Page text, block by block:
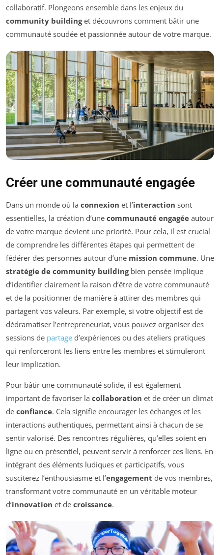
collaboratif. Plongeons ensemble dans les enjeux du
community buildinget découvrons comment bâtir une
communauté soudée et passionnée autour de votre marque.
Créer une communauté engagée
Dans un monde où la connexion et l’interaction sont
essentielles, la création d’une communauté engagée autour
de votre marque devient une priorité. Pour cela, il est crucial
de comprendre les différentes étapes qui permettent de
fédérer des personnes autour d’une mission commune. Une
stratégie de community buildingbien pensée implique
d’identifier clairement la raison d’être de votre communauté
et de la positionner de manière à attirer des membres qui
partagent vos valeurs. Par exemple, si votre objectif est de
dédramatiser l’entrepreneuriat, vous pouvez organiser des
sessions de partage d’expériences ou des ateliers pratiques
qui renforceront les liens entre les membres et stimuleront
leur implication.
Pour bâtir une communauté solide, il est également
important de favoriser la collaboration et de créer un climat
de confiance. Cela signifie encourager les échanges et les
interactions authentiques, permettant ainsi à chacun de se
sentir valorisé. Des rencontres régulières, qu’elles soient en
ligne ou en présentiel, peuvent servir à renforcer ces liens. En
intégrant des éléments ludiques et participatifs, vous
susciterez l’enthousiasme et l’engagement de vos membres,
transformant votre communauté en un véritable moteur
d’innovation et de croissance.